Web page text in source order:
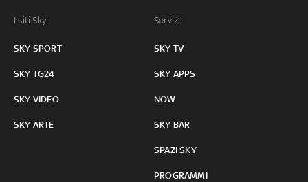
I siti Sky:
SKY SPORT
SKY TG24
SKY VIDEO
SKY ARTE
Servizi:
SKY TV
SKY APPS
NOW
SKY BAR
SPAZI SKY
PROGRAMMI